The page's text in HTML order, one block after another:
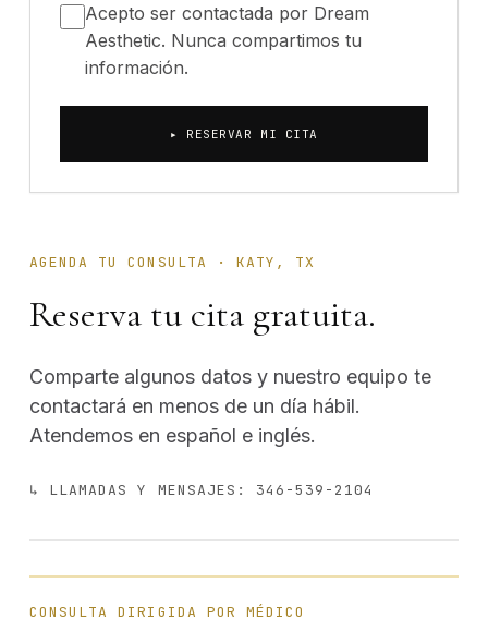
AGENDA TU CONSULTA · KATY, TX
Reserva tu cita gratuita.
Comparte algunos datos y nuestro equipo te
contactará en menos de un día hábil.
Atendemos en español e inglés.
↳ LLAMADAS Y MENSAJES: 346-539-2104
CONSULTA DIRIGIDA POR MÉDICO
Acepto ser contactada por Dream
Aesthetic. Nunca compartimos tu
información.
▸ RESERVAR MI CITA